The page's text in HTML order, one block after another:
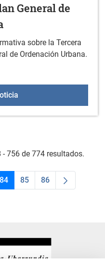
General de
sobre la Tercera
de Ordenación Urbana.
CHARLA
756 de 774 resultados.
Use TAB para
Página
84 Página
85 Página
86